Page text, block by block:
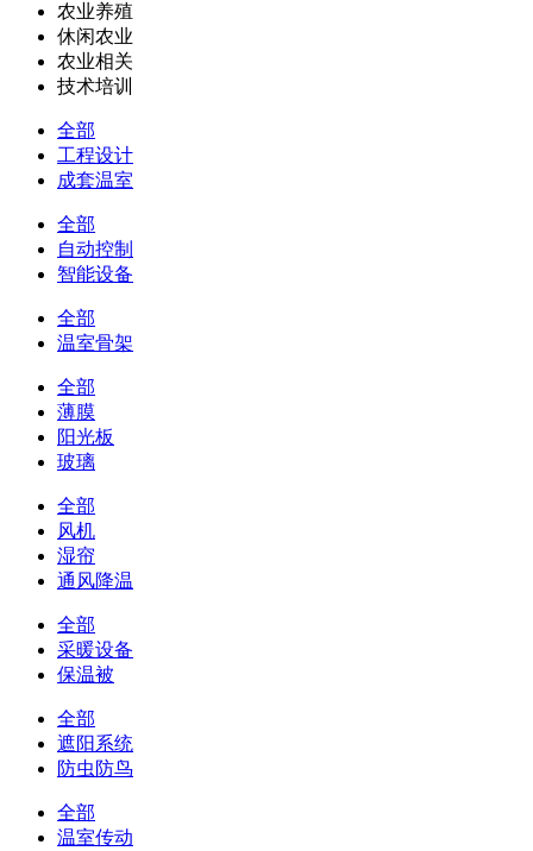
农业养殖
休闲农业
农业相关
技术培训
全部
工程设计
成套温室
全部
自动控制
智能设备
全部
温室骨架
全部
薄膜
阳光板
玻璃
全部
风机
湿帘
通风降温
全部
采暖设备
保温被
全部
遮阳系统
防虫防鸟
全部
温室传动